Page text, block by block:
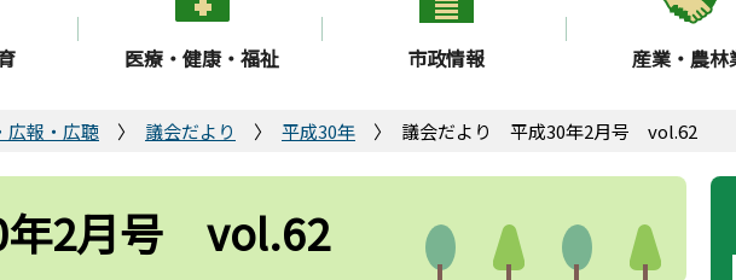
医療・健康・福祉 市政情報 産業・農林
広報・広聴 議会だより 平成30年 議会だより 平成30年2月号 vol.62
2月号 vol.62